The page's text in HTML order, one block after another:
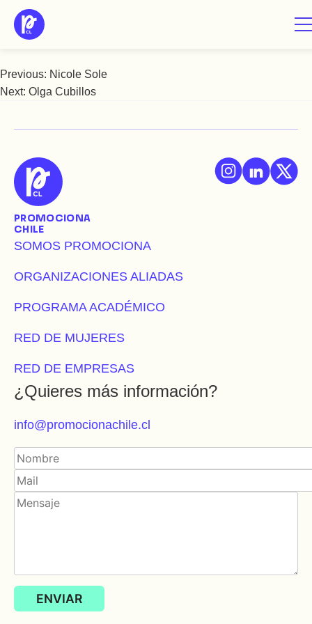
Saltar
Nury Briceño
Navegación
entradas
Previous: Nicole Sole
Next: Olga Cubillos
PROMOCIONA
CHILE
SOMOS PROMOCIONA
ORGANIZACIONES ALIADAS
PROGRAMA ACADÉMICO
RED DE MUJERES
RED DE EMPRESAS
¿Quieres más información?
info@promocionachile.cl